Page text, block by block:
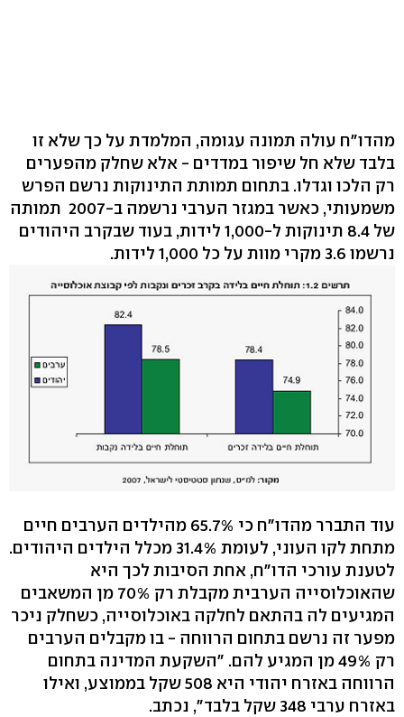
מהדו"ח עולה תמונה עגומה, המלמדת על כך שלא זו
בלבד שלא חל שיפור במדדים - אלא שחלק מהפערים
רק הלכו וגדלו. בתחום תמותת התינוקות נרשם הפרש
משמעותי, כאשר במגזר הערבי נרשמה ב-2007 תמותה
של 8.4 תינוקות ל-1,000 לידות, בעוד שבקרב היהודים
נרשמו 3.6 מקרי מוות על כל 1,000 לידות.
עוד התברר מהדו"ח כי 65.7% מהילדים הערבים חיים
מתחת לקו העוני, לעומת 31.4% מכלל הילדים היהודים.
לטענת עורכי הדו"ח, אחת הסיבות לכך היא
שהאוכלוסייה הערבית מקבלת רק 70% מן המשאבים
המגיעים לה בהתאם לחלקה באוכלוסייה, כשחלק ניכר
מפער זה נרשם בתחום הרווחה - בו מקבלים הערבים
רק 49% מן המגיע להם. "השקעת המדינה בתחום
הרווחה באזרח יהודי היא 508 שקל בממוצע, ואילו
באזרח ערבי 348 שקל בלבד", נכתב.